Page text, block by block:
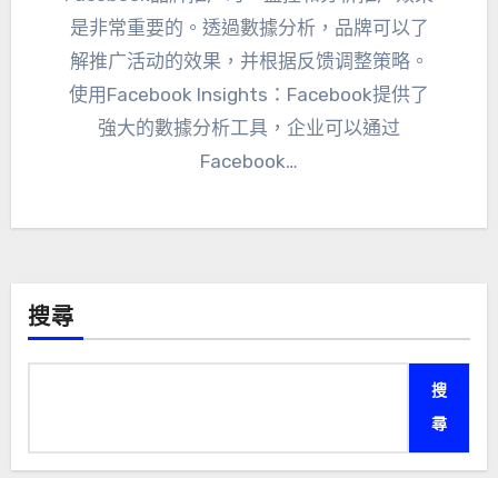
是非常重要的 。透過數據分析， 品牌可以了
解推广活动的效果 ， 并根据反馈调整策略。
使用Facebook Insights ：Facebook提供了
強大的數據分析工具， 企业可以通过
Facebook…
搜尋
搜
尋